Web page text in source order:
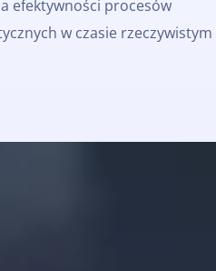
efektywności procesów
w czasie rzeczywistym